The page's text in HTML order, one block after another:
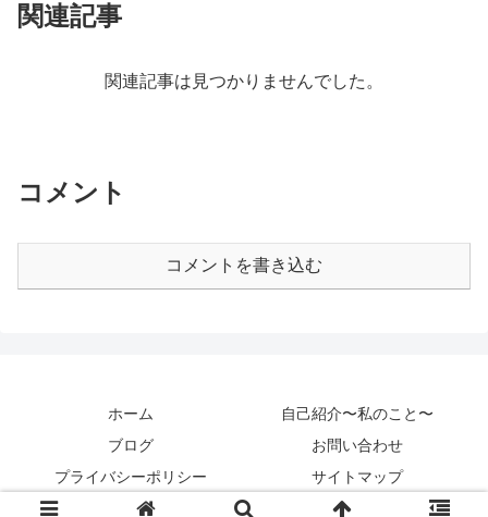
関連記事
関連記事は見つかりませんでした。
コメント
コメントを書き込む
ホーム
自己紹介〜私のこと〜
ブログ
お問い合わせ
プライバシーポリシー
サイトマップ